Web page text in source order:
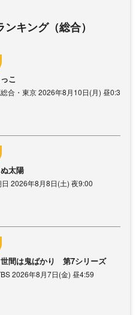
キング（総合）
こ
合・東京 2026年8月10日(月) 昼0:3
太陽
日 2026年8月8日(土) 夜9:00
間は鬼ばかり 第7シリーズ
2026年8月7日(金) 昼4:59